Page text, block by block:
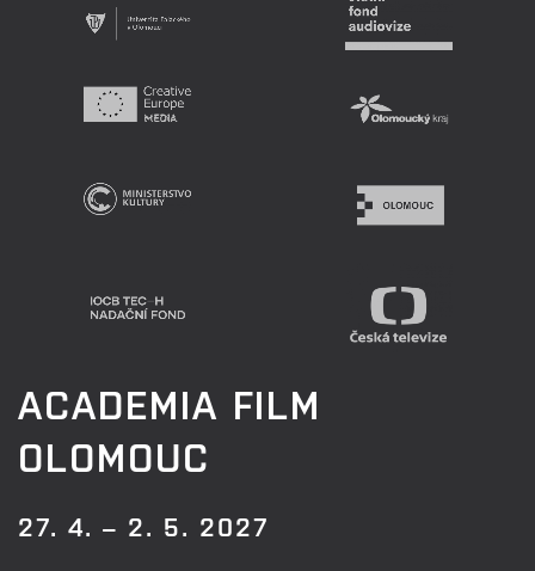
ACADEMIA FILM
OLOMOUC
27. 4. – 2. 5. 2027